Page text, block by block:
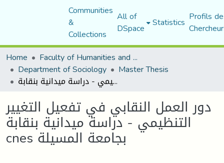
Communities
&
Collections
All of
DSpace Statistics Profils
Home
Faculty of Humanities and Social Sciences
Department of Sociology Master Thesis
دور العمل النقابي في تفعيل التغيير التنظيمي - دراسة ميدانية بنقابة cnes بجامعة المسيلة
دور العمل النقابي في تفعيل التغيير
التنظيمي - دراسة ميدانية بنقابة
cnes بجامعة المسيلة